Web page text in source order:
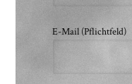
E-Mail (Pflichtfeld)